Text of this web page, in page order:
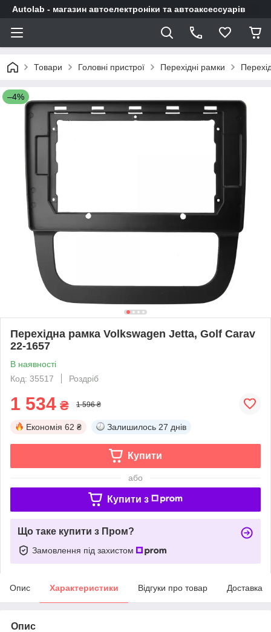
Autolab - магазин автоелектроніки та автоаксессуарів
Товари Головні пристрої Перехідні рамки
–4%
Перехідна рамка Volkswagen Jetta, Golf Carav
22-1657
В наявності
Код: 35517
Роздріб
1 534 ₴ 1 596 ₴
Економія 62 ₴ Залишилось 27 днів
Купити
або
Купити з
Що таке купити з Пром?
Замовлення під захистом
Опис Характеристики Відгуки про товар Доставка
Опис